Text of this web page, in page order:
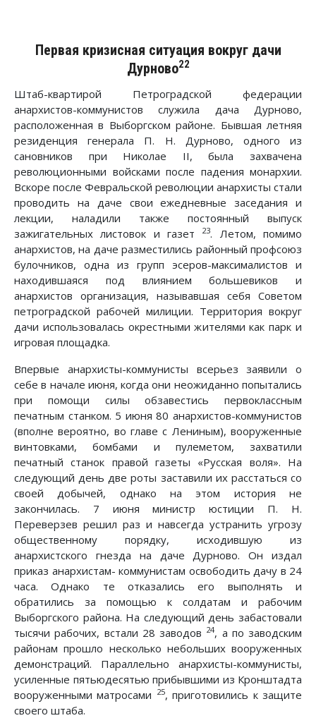
Первая кризисная ситуация вокруг дачи
Дурново22
Штаб-квартирой Петроградской федерации
анархистов-коммунистов служила дача Дурново,
расположенная в Выборгском районе. Бывшая летняя
резиденция генерала П. Н. Дурново, одного из
сановников при Николае II, была захвачена
революционными войсками после падения монархии.
Вскоре после Февральской революции анархисты стали
проводить на даче свои ежедневные заседания и
лекции, наладили также постоянный выпуск
зажигательных листовок и газет
23. Летом, помимо
анархистов, на даче разместились районный профсоюз
булочников, одна из групп эсеров-максималистов и
находившаяся под влиянием большевиков и
анархистов организация, называвшая себя Советом
петроградской рабочей милиции. Территория вокруг
дачи использовалась окрестными жителями как парк и
игровая площадка.
Впервые анархисты-коммунисты всерьез заявили о
себе в начале июня, когда они неожиданно попытались
при помощи силы обзавестись первоклассным
печатным станком. 5 июня 80 анархистов-коммунистов
(вполне вероятно, во главе с Лениным), вооруженные
винтовками, бомбами и пулеметом, захватили
печатный станок правой газеты «Русская воля». На
следующий день две роты заставили их расстаться со
своей добычей, однако на этом история не
закончилась. 7 июня министр юстиции П. Н.
Переверзев решил раз и навсегда устранить угрозу
общественному порядку, исходившую из
анархистского гнезда на даче Дурново. Он издал
приказ анархистам- коммунистам освободить дачу в 24
часа. Однако те отказались его выполнять и
обратились за помощью к солдатам и рабочим
Выборгского района. На следующий день забастовали
тысячи рабочих, встали 28 заводов 24, а по заводским
районам прошло несколько небольших вооруженных
демонстраций. Параллельно анархисты-коммунисты,
усиленные пятьюдесятью прибывшими из Кронштадта
вооруженными матросами 25, приготовились к защите
своего штаба.